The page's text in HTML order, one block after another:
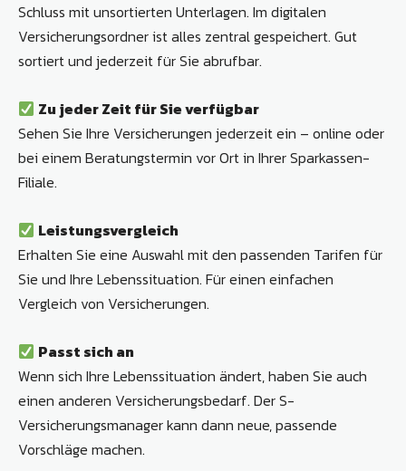
Schluss mit unsortierten Unterlagen. Im digitalen
Versicherungs­ordner ist alles zentral gespeichert. Gut
sortiert und jederzeit für Sie abrufbar.
Zu jeder Zeit für Sie verfügbar
Sehen Sie Ihre Versicherungen jederzeit ein – online oder
bei einem Beratungstermin vor Ort in Ihrer Sparkassen-
Filiale.
Leistungsvergleich
Erhalten Sie eine Auswahl mit den passenden Tarifen für
Sie und Ihre Lebens­situation. Für einen einfachen
Vergleich von Versicherungen.
Passt sich an
Wenn sich Ihre Lebenssituation ändert, haben Sie auch
einen anderen Versicherungsbedarf. Der S-
Versicherungsmanager kann dann neue, passende
Vorschläge machen.